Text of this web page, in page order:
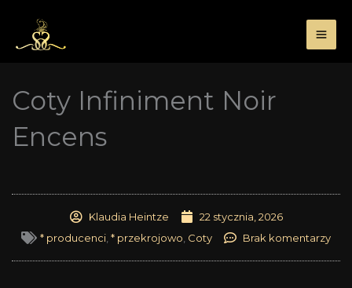
treści
Coty Infiniment Noir
Encens
Klaudia Heintze
22 stycznia, 2026
* producenci * przekrojowo Coty Brak komentarzy